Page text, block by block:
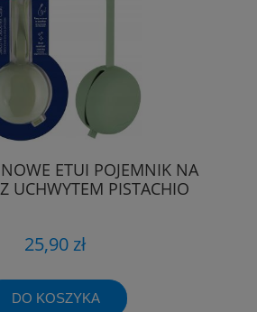
ETUI POJEMNIK NA
UCHWYTEM PISTACHIO
25,90 zł
DO KOSZYKA